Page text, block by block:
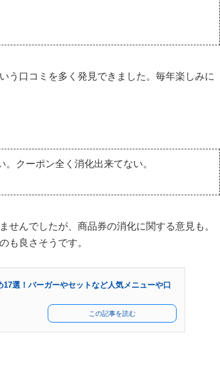
う口コミを多く発見できました。毎年楽しみに
クーポン全く消化出来てない。
せんでしたが、商品券の消化に関する意見も。
も良さそうです。
17選！バーガーやセットなど人気メニューや口
この記事を読む